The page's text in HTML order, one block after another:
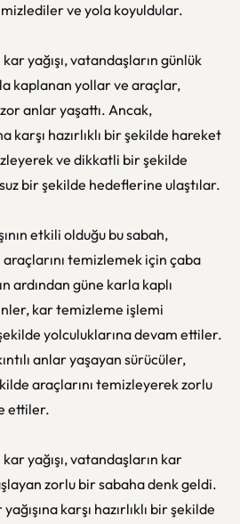
ve yola koyuldular.
yağışı, vatandaşların günlük
kaplanan yollar ve araçlar,
anlar yaşattı. Ancak,
karşı hazırlıklı bir şekilde hareket
ve dikkatli bir şekilde
bir şekilde hedeflerine ulaştılar.
etkili olduğu bu sabah,
temizlemek için çaba
ardından güne karla kaplı
kar temizleme işlemi
yolculuklarına devam ettiler.
anlar yaşayan sürücüler,
araçlarını temizleyerek zorlu
ettiler.
yağışı, vatandaşların kar
zorlu bir sabaha denk geldi.
karşı hazırlıklı bir şekilde